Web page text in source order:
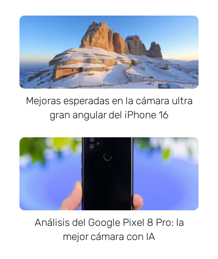
Mejoras esperadas en la cámara ultra
gran angular del iPhone 16
Análisis del Google Pixel 8 Pro: la
mejor cámara con IA